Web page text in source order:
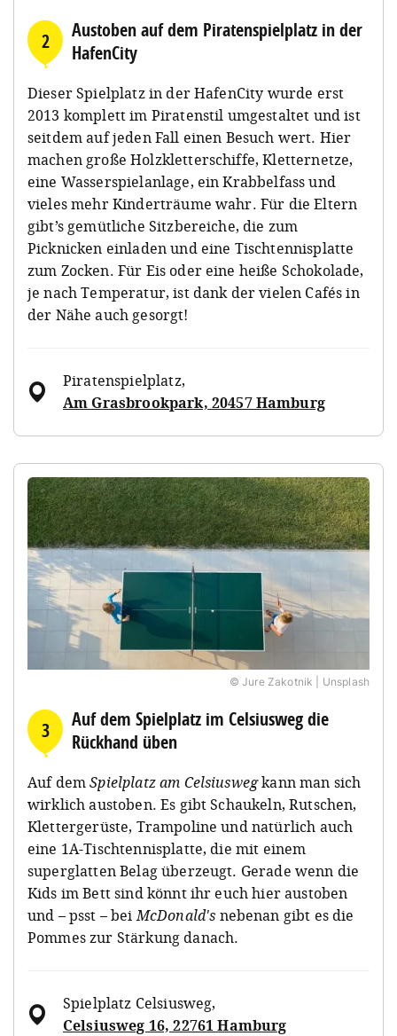
2
Austoben auf dem Piratenspielplatz in der
HafenCity
Dieser Spielplatz in der HafenCity wurde erst
2013 komplett im Piratenstil umgestaltet und ist
seitdem auf jeden Fall einen Besuch wert. Hier
machen große Holzkletterschiffe, Kletternetze,
eine Wasserspielanlage, ein Krabbelfass und
vieles mehr Kinderträume wahr. Für die Eltern
gibt’s gemütliche Sitzbereiche, die zum
Picknicken einladen und eine Tischtennisplatte
zum Zocken. Für Eis oder eine heiße Schokolade,
je nach Temperatur, ist dank der vielen Cafés in
der Nähe auch gesorgt!
Piratenspielplatz,
Am Grasbrookpark, 20457 Hamburg
© Jure Zakotnik | Unsplash
3
Auf dem Spielplatz im Celsiusweg die
Rückhand üben
Auf demSpielplatz am Celsiuswegkann man sich
wirklich austoben. Es gibt Schaukeln, Rutschen,
Klettergerüste, Trampoline und natürlich auch
eine 1A-Tischtennisplatte, die mit einem
superglatten Belag überzeugt. Gerade wenn die
Kids im Bett sind könnt ihr euch hier austoben
und – psst – beiMcDonald's nebenan gibt es die
Pommes zur Stärkung danach.
Spielplatz Celsiusweg,
Celsiusweg 16, 22761 Hamburg